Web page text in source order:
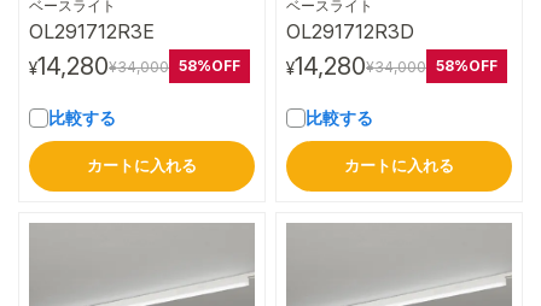
ベースライト
OL291712R3E
¥14,280¥34,000 58%OFF
比較する
カートに入れる
ベースライト
OL291712R3D
¥14,280¥34,000 58%OFF
比較する
カートに入れる